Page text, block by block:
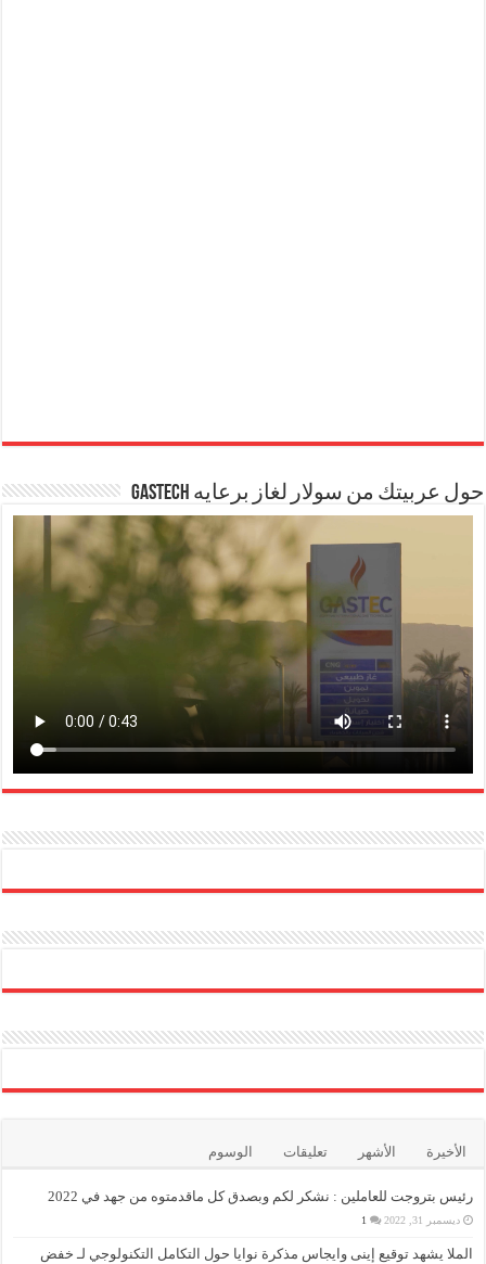
حول عربيتك من سولار لغاز برعايه GASTECH
الأخيرة الأشهر تعليقات الوسوم
رئيس بتروجت للعاملين : نشكر لكم وبصدق كل ماقدمتوه من جهد في 2022
ديسمبر 31, 2022 1
الملا يشهد توقيع إينى وايجاس مذكرة نوايا حول التكامل التكنولوجي لـ خفض